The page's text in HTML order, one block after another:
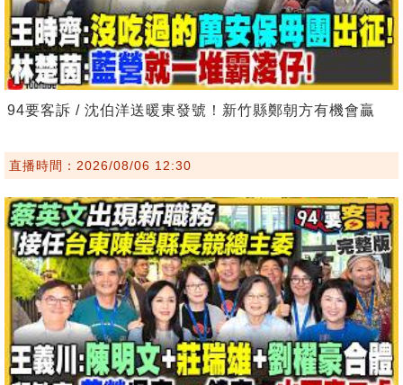
94要客訴 / 沈伯洋送暖東發號！新竹縣鄭朝方有機會贏
直播時間：2026/08/06 12:30